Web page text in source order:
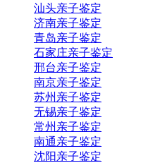
汕头亲子鉴定
济南亲子鉴定
青岛亲子鉴定
石家庄亲子鉴定
邢台亲子鉴定
南京亲子鉴定
苏州亲子鉴定
无锡亲子鉴定
常州亲子鉴定
南通亲子鉴定
沈阳亲子鉴定